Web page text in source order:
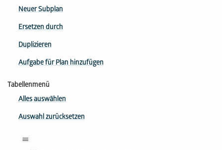
Neuer Subplan
Ersetzen durch
Duplizieren
Aufgabe für Plan hinzufügen
Tabellenmenü
Alles auswählen
Auswahl zurücksetzen